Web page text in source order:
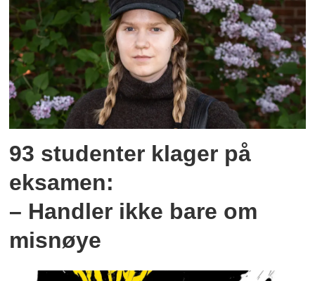
93 studenter klager på
eksamen:
– Handler ikke bare om
misnøye